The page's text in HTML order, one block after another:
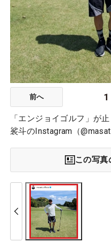
前へ 1
「エンジョイゴルフ」が
裟斗のInstagram（
この写